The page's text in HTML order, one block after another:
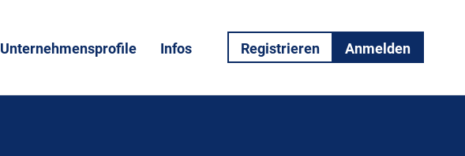
Unternehmensprofile Infos Registrieren Anmelden